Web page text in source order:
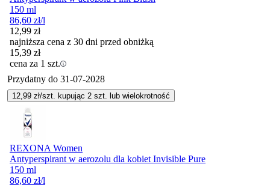
150 ml
86,60 zł/l
12,99 zł
najniższa cena z 30 dni przed obniżką
15,39 zł
cena za 1 szt.
Przydatny do 31-07-2028
12,99 zł/szt. kupując 2 szt. lub wielokrotność
REXONA Women
Antyperspirant w aerozolu dla kobiet Invisible Pure
150 ml
86,60 zł/l